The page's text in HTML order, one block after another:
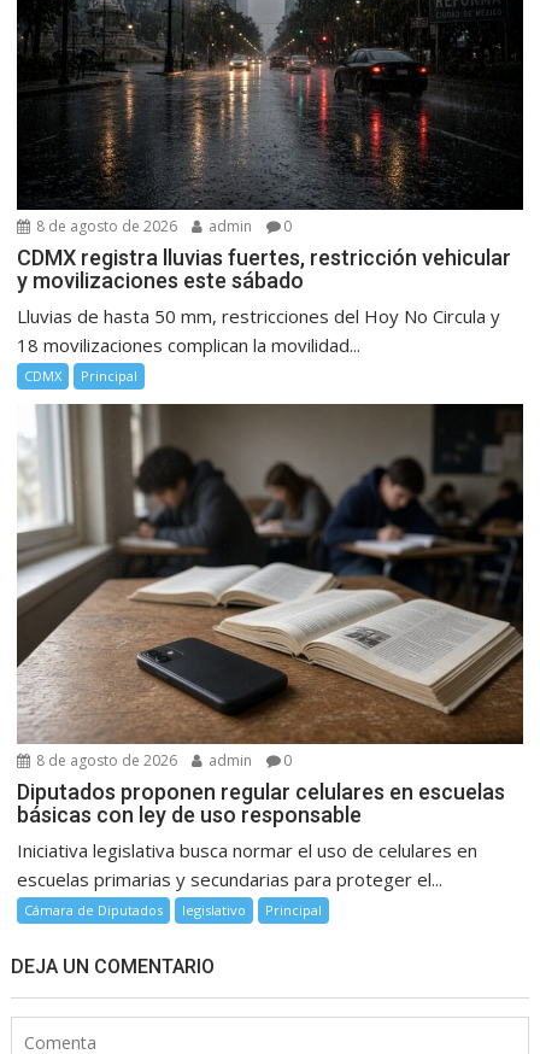
8 de agosto de 2026 admin 0
CDMX registra lluvias fuertes, restricción vehicular
y movilizaciones este sábado
Lluvias de hasta 50 mm, restricciones del Hoy No Circula y
18 movilizaciones complican la movilidad...
CDMX Principal
8 de agosto de 2026 admin 0
Diputados proponen regular celulares en escuelas
básicas con ley de uso responsable
Iniciativa legislativa busca normar el uso de celulares en
escuelas primarias y secundarias para proteger el...
Cámara de Diputados legislativo Principal
DEJA UN COMENTARIO